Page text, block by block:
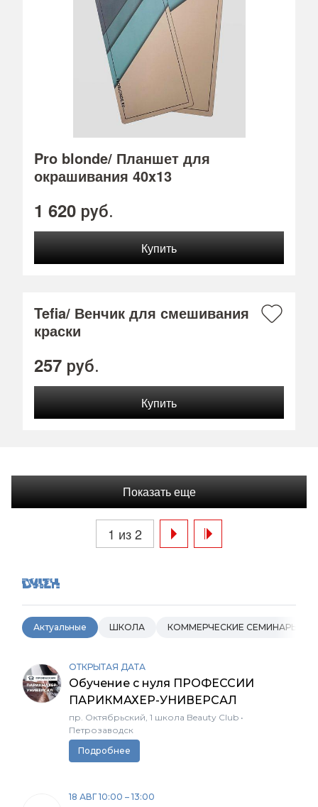
Pro blonde/ Планшет для
окрашивания 40x13
1 620 руб.
Tefia/ Венчик для смешивания
краски
257 руб.
Показать еще
1 из 2